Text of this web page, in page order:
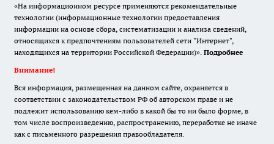
«На информационном ресурсе применяются рекомендательные
технологии (информационные технологии предоставления
информации на основе сбора, систематизации и анализа сведений,
относящихся к предпочтениям пользователей сети "Интернет",
находящихся на территории Российской Федерации)». Подробнее
Внимание!
Вся информация, размещенная на данном сайте, охраняется в
соответствии с законодательством РФ об авторском праве и не
подлежит использованию кем-либо в какой бы то ни было форме, в
том числе воспроизведению, распространению, переработке не иначе
как с письменного разрешения правообладателя.